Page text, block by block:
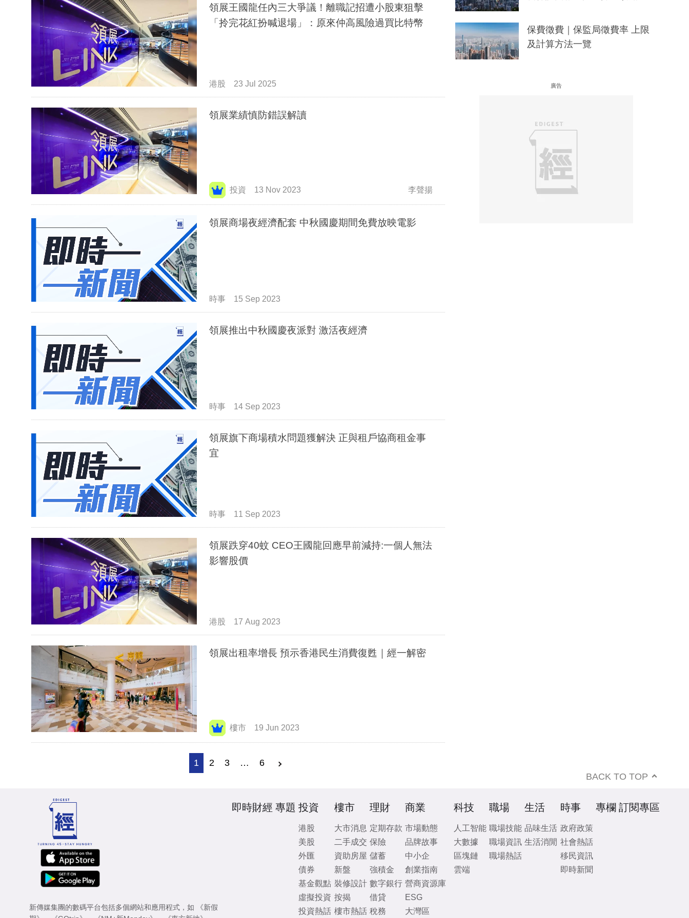
領展王國龍任內三大爭議！離職記招遭小股東狙擊
「拎完花紅扮喊退場」：原來仲高風險過買比特幣
港股 23 Jul 2025
領展業績慎防錯誤解讀
投資 13 Nov 2023 李聲揚
領展商場夜經濟配套 中秋國慶期間免費放映電影
時事 15 Sep 2023
領展推出中秋國慶夜派對 激活夜經濟
時事 14 Sep 2023
領展旗下商場積水問題獲解決 正與租戶協商租金事
宜
時事 11 Sep 2023
領展跌穿40蚊 CEO王國龍回應早前減持:一個人無法
影響股價
港股 17 Aug 2023
領展出租率增長 預示香港民生消費復甦｜經一解密
樓市 19 Jun 2023
1 2 3 … 6
保費徵費｜保監局徵費率 上限
及計算方法一覽
廣告
BACK TO TOP
新傳媒集團的數碼平台包括多個網站和應用程式，如
《新假
即時財經 專題 投資
港股
美股
外匯
債券
基金觀點
虛擬投資
投資熱話
樓市
大市消息
二手成交
資助房屋
新盤
裝修設計
按揭
樓市熱話
理財
定期存款
保險
儲蓄
強積金
數字銀行
借貸
稅務
商業
市場動態
品牌故事
中小企
創業指南
營商資源庫
ESG
大灣區
科技
人工智能
大數據
區塊鏈
雲端
職場
職場技能
職場資訊
職場熱話
生活
品味生活
生活消閒
時事
政府政策
社會熱話
移民資訊
即時新聞
專欄 訂閱專區